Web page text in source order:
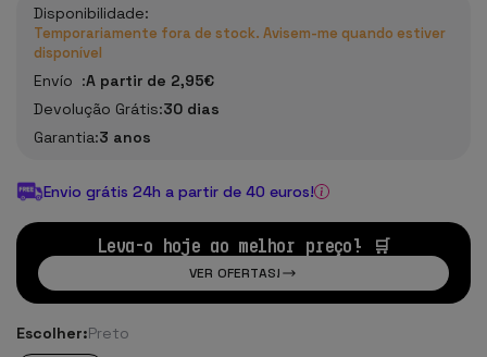
Disponibilidade:
Temporariamente fora de stock. Avisem-me quando estiver
disponível
Envío :A partir de 2,95€
Devolução Grátis:30 dias
Garantia:3 anos
Envio grátis 24h a partir de 40 euros!
Leva-o hoje ao melhor preço! 🛒
VER OFERTAS!
Escolher:Preto